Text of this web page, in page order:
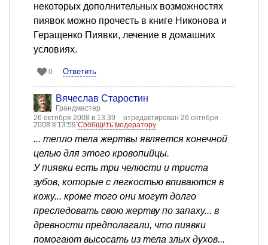
некоторых дополнительных возможностях
пиявок можно прочесть в книге Никонова и
Геращенко Пиявки, лечение в домашних
условиях.
0 Ответить
Вячеслав Старостин
Грандмастер
26 октября 2008 в 13:39
отредактирован 26 октября
2008 в 13:59Сообщить модератору
... тепло тела жертвы является конечной
целью для этого кровопийцы.
У пиявки есть три челюсти и триста
зубов, которые с легкостью впиваются в
кожу... кроме того они могут долго
преследовать свою жертву по запаху... в
древности предполагали, что пиявки
помогают высосать из тела злых духов...